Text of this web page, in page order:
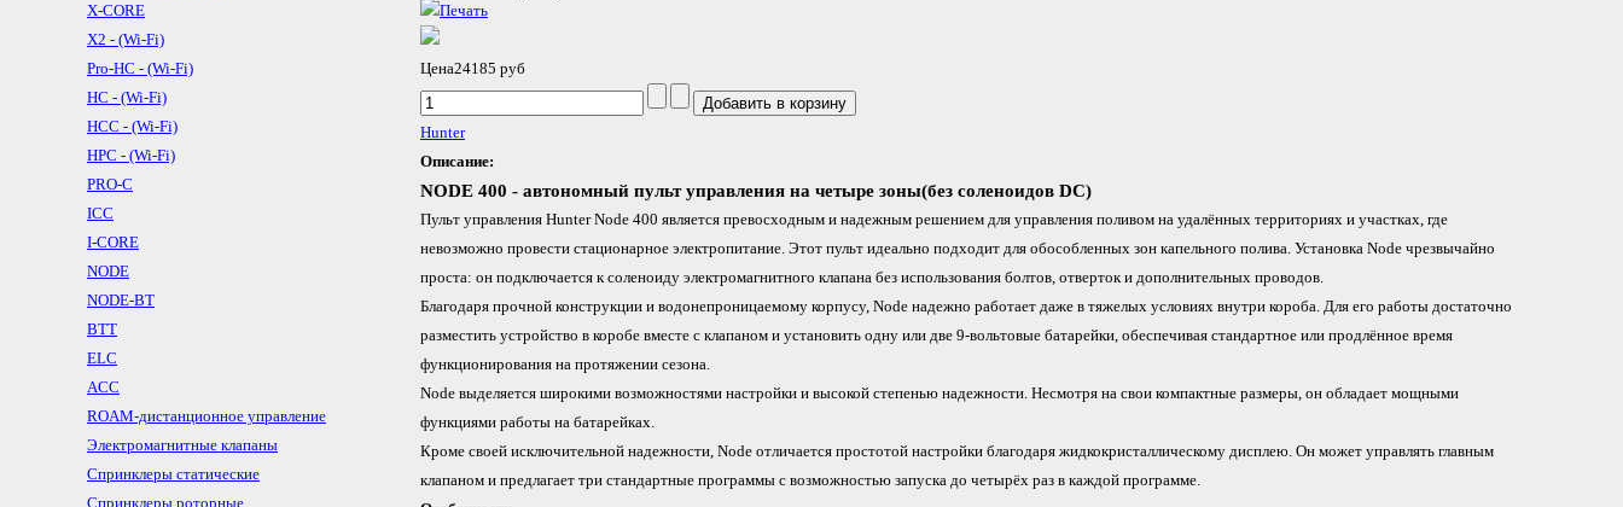
X-CORE
X2 - (Wi-Fi)
Pro-HC - (Wi-Fi)
HC - (Wi-Fi)
HCC - (Wi-Fi)
HPC - (Wi-Fi)
PRO-C
ICC
I-CORE
NODE
NODE-BT
BTT
ELC
ACC
ROAM-дистанционное управление
Электромагнитные клапаны
Спринклеры статические
Спринклеры роторные
Цена24185 руб
Hunter
Описание:
NODE 400 - автономный пульт управления на четыре зоны(без соленоидов DC)
Пульт управления Hunter Node 400 является превосходным и надежным решением для управления поливом на удалённых территориях и участках, где
невозможно провести стационарное электропитание. Этот пульт идеально подходит для обособленных зон капельного полива. Установка Node чрезвычайно
проста: он подключается к соленоиду электромагнитного клапана без использования болтов, отверток и дополнительных проводов.
Благодаря прочной конструкции и водонепроницаемому корпусу, Node надежно работает даже в тяжелых условиях внутри короба. Для его работы достаточно
разместить устройство в коробе вместе с клапаном и установить одну или две 9-вольтовые батарейки, обеспечивая стандартное или продлённое время
функционирования на протяжении сезона.
Node выделяется широкими возможностями настройки и высокой степенью надежности. Несмотря на свои компактные размеры, он обладает мощными
функциями работы на батарейках.
Кроме своей исключительной надежности, Node отличается простотой настройки благодаря жидкокристаллическому дисплею. Он может управлять главным
клапаном и предлагает три стандартные программы с возможностью запуска до четырёх раз в каждой программе.